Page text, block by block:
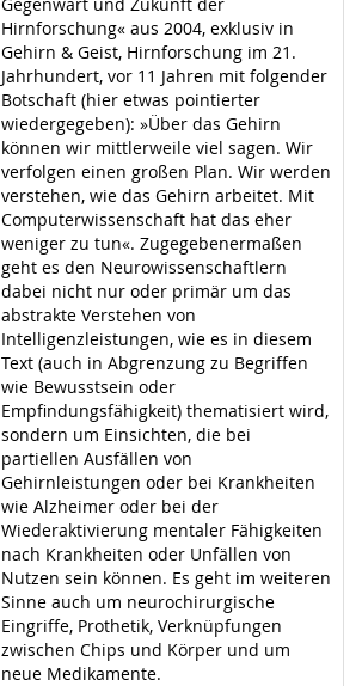
Hirnforschung« aus 2004, exklusiv in
Gehirn & Geist, Hirnforschung im 21.
Jahrhundert, vor 11 Jahren mit folgender
Botschaft (hier etwas pointierter
wiedergegeben): »Über das Gehirn
können wir mittlerweile viel sagen. Wir
verfolgen einen großen Plan. Wir werden
verstehen, wie das Gehirn arbeitet. Mit
Computerwissenschaft hat das eher
weniger zu tun«. Zugegebenermaßen
geht es den Neurowissenschaftlern
dabei nicht nur oder primär um das
abstrakte Verstehen von
Intelligenzleistungen, wie es in diesem
Text (auch in Abgrenzung zu Begriffen
wie Bewusstsein oder
Empfindungsfähigkeit) thematisiert wird,
sondern um Einsichten, die bei
partiellen Ausfällen von
Gehirnleistungen oder bei Krankheiten
wie Alzheimer oder bei der
Wiederaktivierung mentaler Fähigkeiten
nach Krankheiten oder Unfällen von
Nutzen sein können. Es geht im weiteren
Sinne auch um neurochirurgische
Eingriffe, Prothetik, Verknüpfungen
zwischen Chips und Körper und um
neue Medikamente.